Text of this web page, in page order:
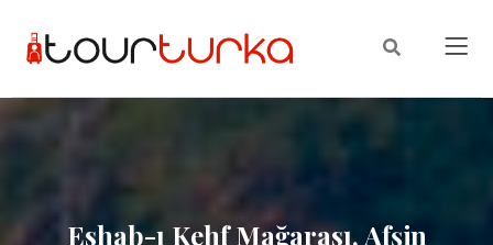
Eshab-ı Kehf Mağarası, Afşin